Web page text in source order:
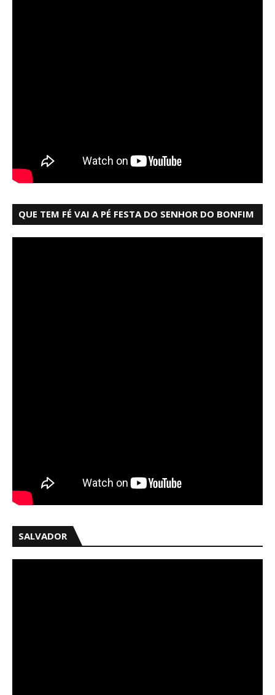
QUE TEM FÉ VAI A PÉ FESTA DO SENHOR DO BONFIM
SALVADOR